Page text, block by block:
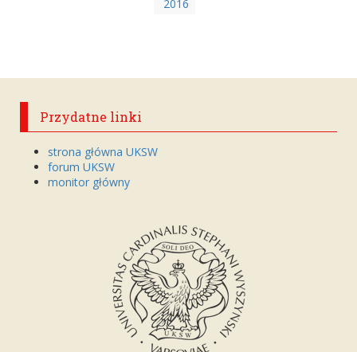
2016
Przydatne linki
strona główna UKSW
forum UKSW
monitor główny